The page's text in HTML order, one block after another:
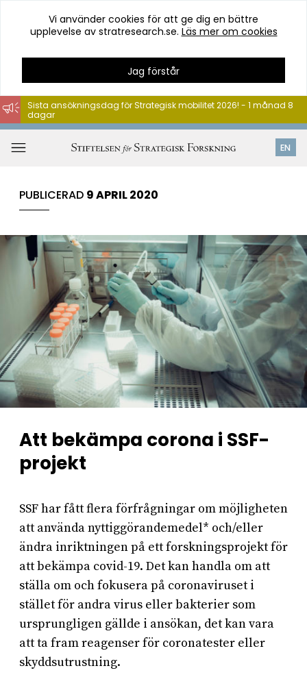
Hoppa
till
innehåll
Vi använder cookies för att ge dig en bättre
upplevelse av stratresearch.se. Läs mer om cookies
Jag förstår
EN
Sista ansökningsdag för Strategisk mobilitet 2026! - 1 månad 8
dagar
PUBLICERAD 9 APRIL 2020
Att bekämpa corona i SSF-
projekt
SSF har fått flera förfrågningar om möjligheten
att använda nyttiggörandemedel* och/eller
ändra inriktningen på ett forskningsprojekt för
att bekämpa covid-19. Det kan handla om att
ställa om och fokusera på coronaviruset i
stället för andra virus eller bakterier som
ursprungligen gällde i ansökan, det kan vara
att ta fram reagenser för coronatester eller
skyddsutrustning.